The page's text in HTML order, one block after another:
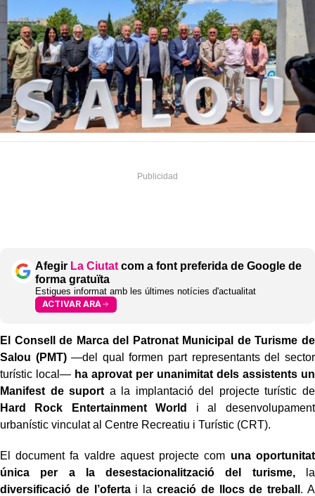
Afegir La Ciutat com a font preferida de Google de
forma gratuïta
Estigues informat amb les últimes notícies d'actualitat
ACTIVAR ARA
El Consell de Marca del Patronat Municipal de Turisme de
Salou (PMT)—del qual formen part representants del sector
turístic local— ha aprovat per unanimitat dels assistents un
Manifest de suport a la implantació del projecte turístic de
Hard Rock Entertainment World
i al desenvolupament
urbanístic vinculat al Centre Recreatiu i Turístic (CRT).
El document fa valdre aquest projecte com una oportunitat
única per a la desestacionalització del turisme,la
diversificació de l’ofertai la creació de llocs de treball . A